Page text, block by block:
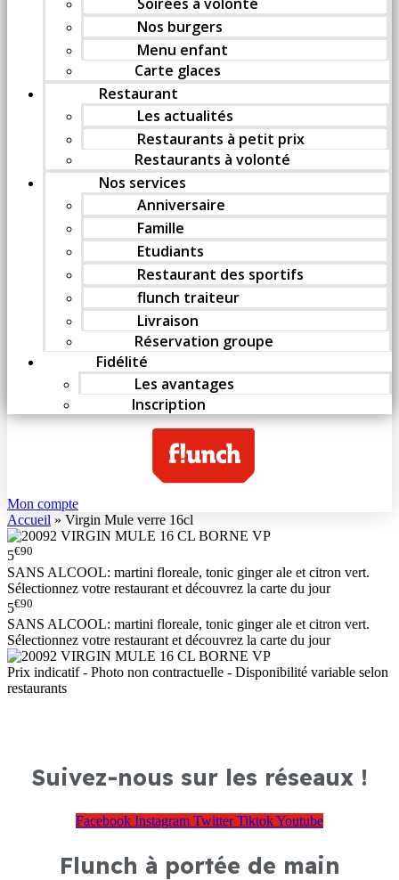
Nos burgers
Menu enfant
Carte glaces
Restaurant
Les actualités
Restaurants à petit prix
Restaurants à volonté
Nos services
Anniversaire
Famille
Etudiants
Restaurant des sportifs
flunch traiteur
Livraison
Réservation groupe
Fidélité
Les avantages
Inscription
Mon compte
Accueil » Virgin Mule verre 16cl
5€90
SANS ALCOOL: martini floreale, tonic ginger ale et citron vert.
Sélectionnez votre restaurant et découvrez la carte du jour
5€90
SANS ALCOOL: martini floreale, tonic ginger ale et citron vert.
Sélectionnez votre restaurant et découvrez la carte du jour
Prix indicatif - Photo non contractuelle - Disponibilité variable selon
restaurants
Suivez-nous sur les réseaux !
Facebook Instagram Twitter TiktokYoutube
Flunch à portée de main